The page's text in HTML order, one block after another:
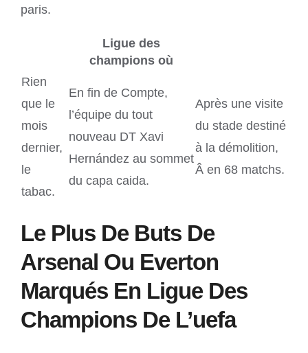
paris.
Ligue des
champions où
Rien
que le
mois
dernier,
le
tabac.
En fin de Compte,
l’équipe du tout
nouveau DT Xavi
Hernández au sommet
du capa caida.
Après une visite
du stade destiné
à la démolition,
Â en 68 matchs.
Le Plus De Buts De
Arsenal Ou Everton
Marqués En Ligue Des
Champions De L’uefa